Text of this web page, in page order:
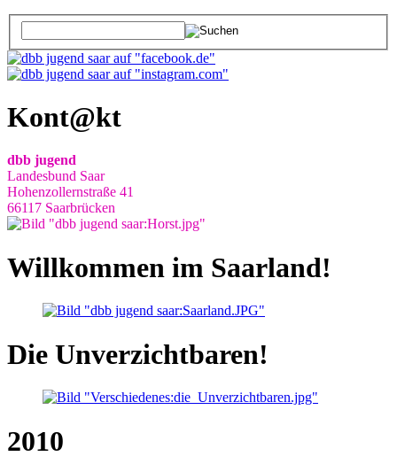
Kont@kt
dbb jugend
Landesbund Saar
Hohenzollernstraße 41
66117 Saarbrücken
Willkommen im Saarland!
Die Unverzichtbaren!
2010